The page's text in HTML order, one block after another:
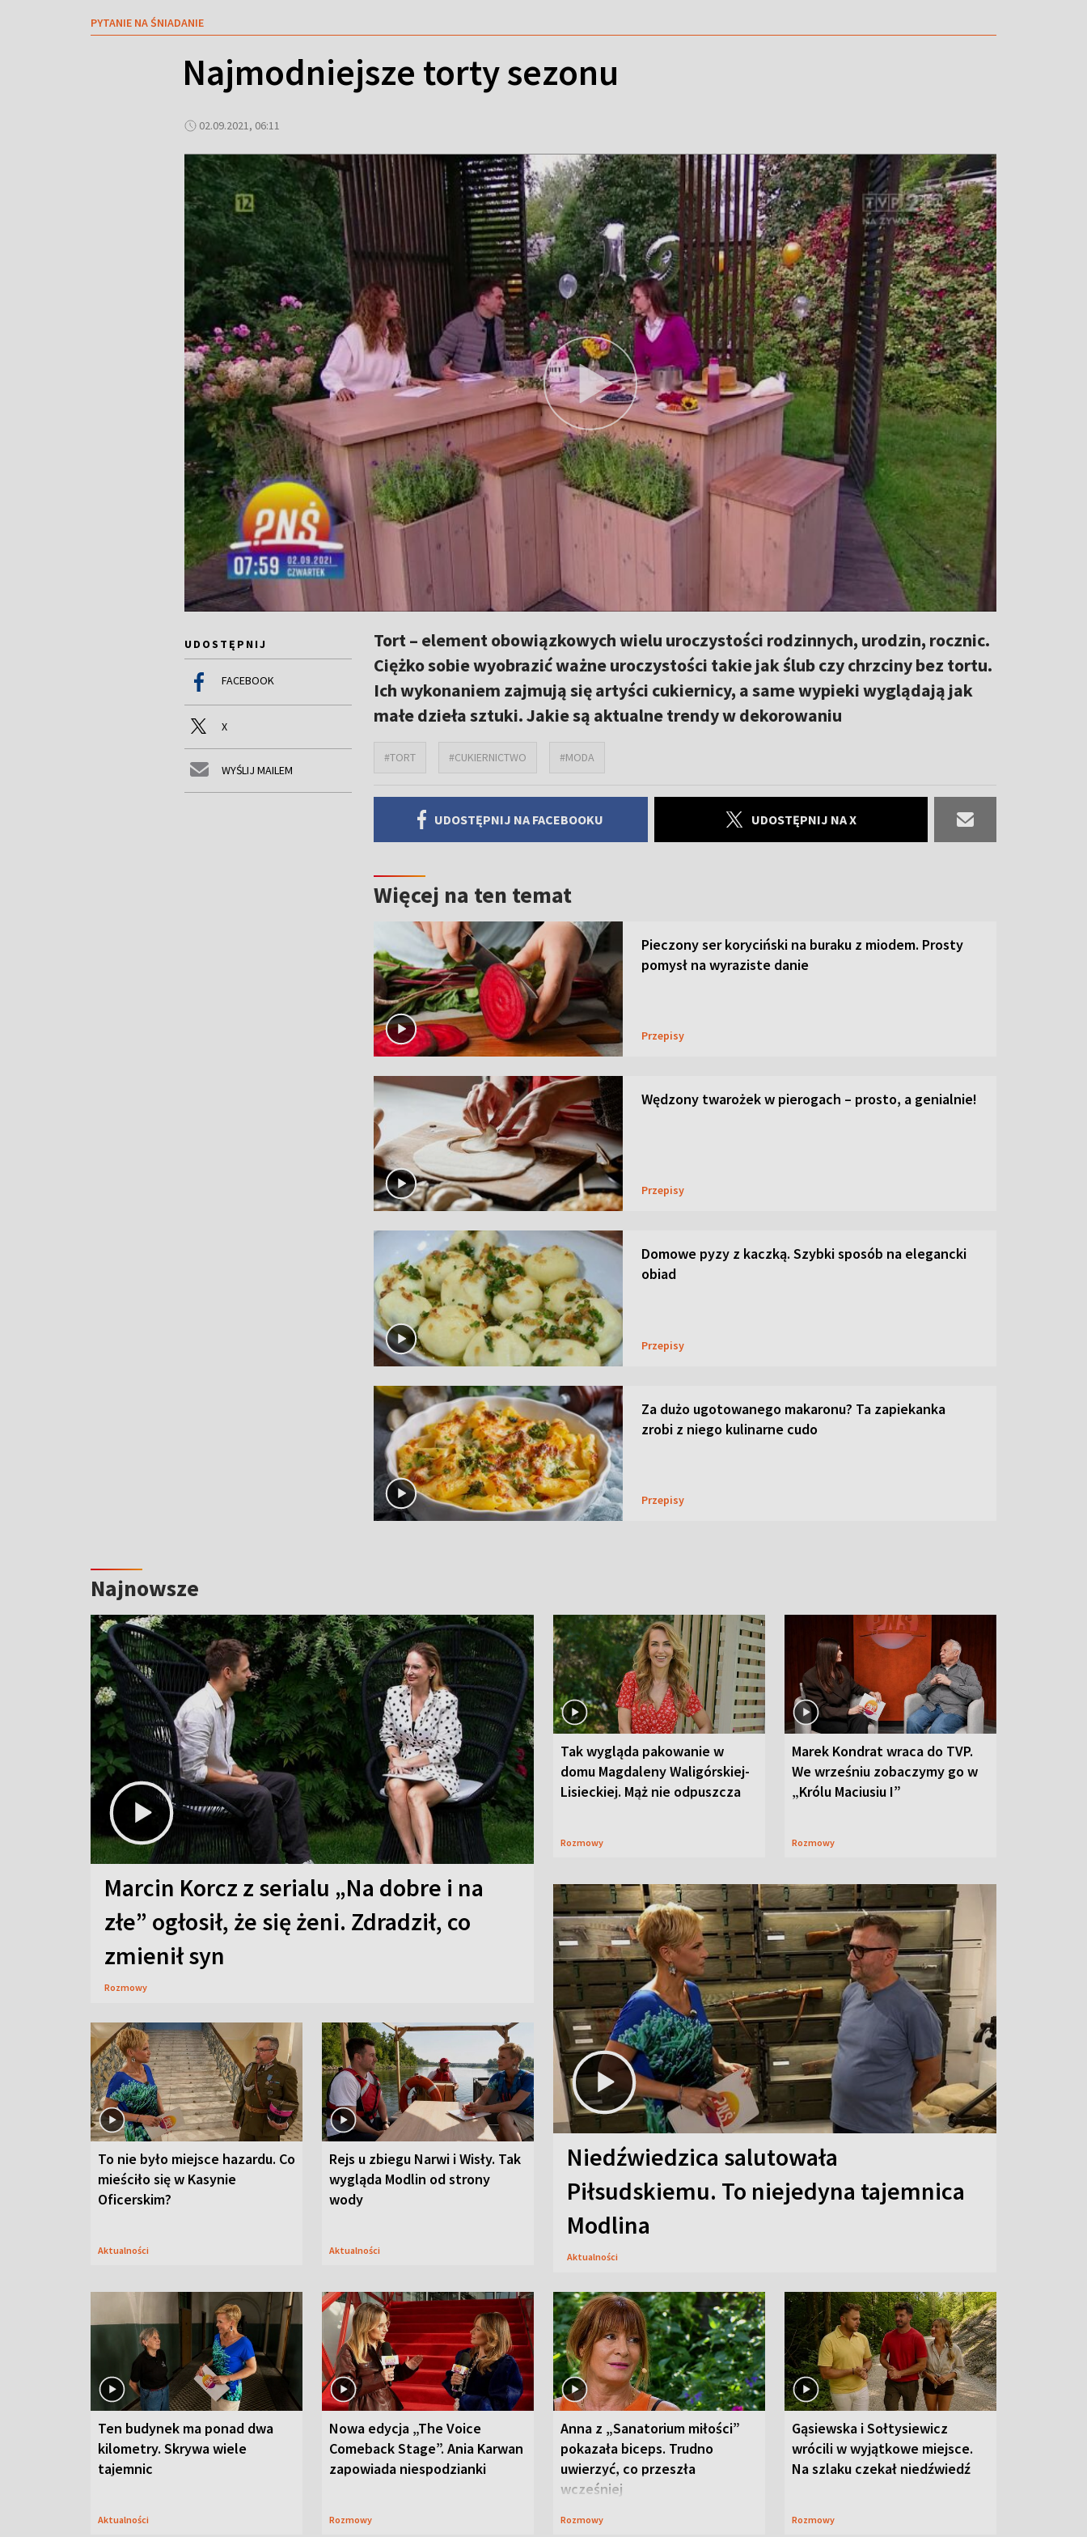
PYTANIE NA ŚNIADANIE
Najmodniejsze torty sezonu
02.09.2021, 06:11
UDOSTĘPNIJ
FACEBOOK
X
WYŚLIJ MAILEM
Tort – element obowiązkowych wielu uroczystości rodzinnych, urodzin, rocznic.
Ciężko sobie wyobrazić ważne uroczystości takie jak ślub czy chrzciny bez tortu.
Ich wykonaniem zajmują się artyści cukiernicy, a same wypieki wyglądają jak
małe dzieła sztuki. Jakie są aktualne trendy w dekorowaniu
#TORT #CUKIERNICTWO #MODA
UDOSTĘPNIJ NA FACEBOOKU UDOSTĘPNIJ NA X
Więcej na ten temat
Pieczony ser koryciński na buraku z miodem. Prosty
pomysł na wyraziste danie
Przepisy
Wędzony twarożek w pierogach – prosto, a genialnie!
Przepisy
Domowe pyzy z kaczką. Szybki sposób na elegancki
obiad
Przepisy
Za dużo ugotowanego makaronu? Ta zapiekanka
zrobi z niego kulinarne cudo
Przepisy
Najnowsze
Marcin Korcz z serialu „Na dobre i na
złe” ogłosił, że się żeni. Zdradził, co
zmienił syn
Rozmowy
Tak wygląda pakowanie w
domu Magdaleny Waligórskiej-
Lisieckiej. Mąż nie odpuszcza
Rozmowy
Marek Kondrat wraca do TVP.
We wrześniu zobaczymy go w
„Królu Maciusiu I”
Rozmowy
To nie było miejsce hazardu. Co
mieściło się w Kasynie
Oficerskim?
Aktualności
Rejs u zbiegu Narwi i Wisły. Tak
wygląda Modlin od strony
wody
Aktualności
Niedźwiedzica salutowała
Piłsudskiemu. To niejedyna tajemnica
Modlina
Aktualności
Ten budynek ma ponad dwa
kilometry. Skrywa wiele
tajemnic
Aktualności
Nowa edycja „The Voice
Comeback Stage”. Ania Karwan
zapowiada niespodzianki
Rozmowy
Anna z „Sanatorium miłości”
pokazała biceps. Trudno
uwierzyć, co przeszła
wcześniej
Rozmowy
Gąsiewska i Sołtysiewicz
wrócili w wyjątkowe miejsce.
Na szlaku czekał niedźwiedź
Rozmowy